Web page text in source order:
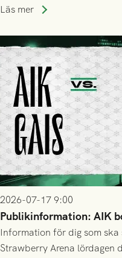
trupp till matchen:
Läs mer
2026-07-17 9:00
Publikinformation: AIK
Information för dig som ska
Strawberry Arena lördagen